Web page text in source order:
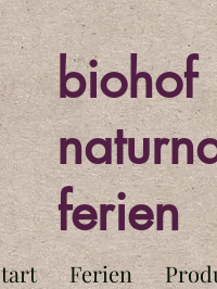
biohof
ferien
Ferien